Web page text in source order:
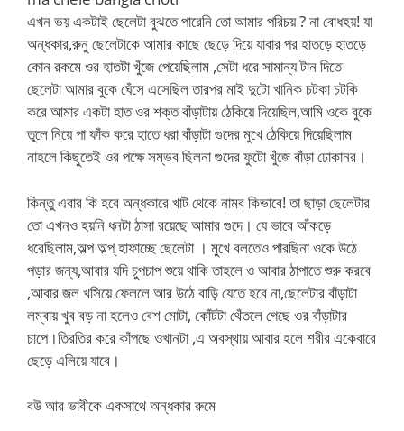
এখন ভয় একটাই ছেলেটা বুঝতে পারেনি তো আমার পরিচয় ? না বোধহয়! যা
অন্ধকার,রুনু ছেলেটাকে আমার কাছে ছেড়ে দিয়ে যাবার পর হাতড়ে হাতড়ে
কোন রকমে ওর হাতটা খুঁজে পেয়েছিলাম ,সেটা ধরে সামান্য টান দিতে
ছেলেটা আমার বুকে ঘেঁসে এসেছিল তারপর মাই দুটো খানিক চটকা চটকি
করে আমার একটা হাত ওর শক্ত বাঁড়াটায় ঠেকিয়ে দিয়েছিল,আমি ওকে বুকে
তুলে নিয়ে পা ফাঁক করে হাতে ধরা বাঁড়াটা গুদের মুখে ঠেকিয়ে দিয়েছিলাম
নাহলে কিছুতেই ওর পক্ষে সম্ভব ছিলনা গুদের ফুটো খুঁজে বাঁড়া ঢোকানর।
কিন্তু এবার কি হবে অন্ধকারে খাট থেকে নামব কিভাবে! তা ছাড়া ছেলেটার
তো এখনও হয়নি ধনটা ঠাসা রয়েছে আমার গুদে। যে ভাবে আঁকড়ে
ধরেছিলাম,অল্প অল্প্ হাফাচ্ছে ছেলেটা । মুখে বলতেও পারছিনা ওকে উঠে
পড়ার জন্য,আবার যদি চুপচাপ শুয়ে থাকি তাহলে ও আবার ঠাপাতে শুরু করবে
,আবার জল খসিয়ে ফেললে আর উঠে বাড়ি যেতে হবে না,ছেলেটার বাঁড়াটা
লম্বায় খুব বড় না হলেও বেশ মোটা, কোঁটটা থেঁতলে গেছে ওর বাঁড়াটার
চাপে।তিরতির করে কাঁপছে ওখানটা ,এ অবস্থায় আবার হলে শরীর একেবারে
ছেড়ে এলিয়ে যাবে।
বউ আর ভাবীকে একসাথে অন্ধকার রুমে